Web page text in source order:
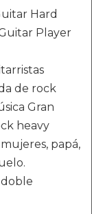
Hard
Player
de rock
Gran
heavy
papá,
doble